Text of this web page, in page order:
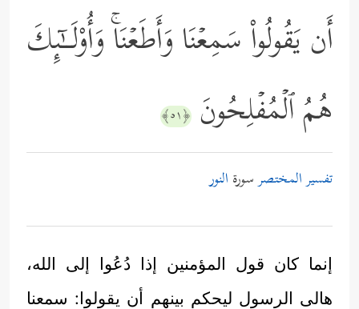
أَن یَقُولُواْ سَمِعۡنَا وَأَطَعۡنَاۚ وَأُوْلَــٰۤىِٕكَ
هُمُ ٱلۡمُفۡلِحُونَ ﴿٥١﴾
تفسير المختصرسورة النور
إنما كان قول المؤمنين إذا دُعُوا إلى الله،
هالى الرسول ليحكم بينهم أن يقولوا: سمعنا